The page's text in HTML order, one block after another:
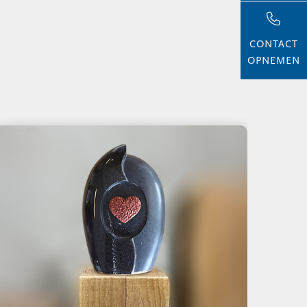
CONTACT
OPNEMEN